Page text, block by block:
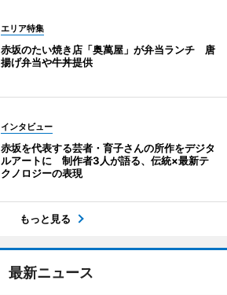
エリア特集
赤坂のたい焼き店「奥萬屋」が弁当ランチ 唐
揚げ弁当や牛丼提供
インタビュー
赤坂を代表する芸者・育子さんの所作をデジタ
ルアートに 制作者3人が語る、伝統×最新テ
クノロジーの表現
もっと見る
最新ニュース